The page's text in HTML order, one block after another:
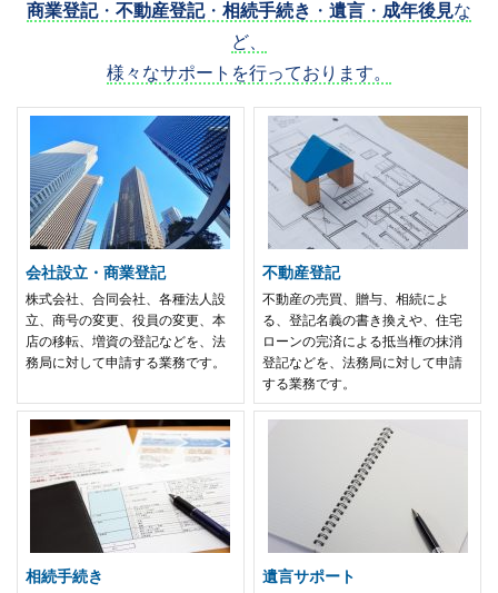
商業登記・ 不動産登記・ 相続手続き ・ 遺言 ・ 成年後見な
ど、
様々なサポートを行っております。
会社設立・商業登記
株式会社、合同会社、各種法人設
立、商号の変更、役員の変更、本
店の移転、増資の登記などを、法
務局に対して申請する業務です。
不動産登記
不動産の売買、贈与、相続によ
る、登記名義の書き換えや、住宅
ローンの完済による抵当権の抹消
登記などを、法務局に対して申請
する業務です。
相続手続き 遺言サポート